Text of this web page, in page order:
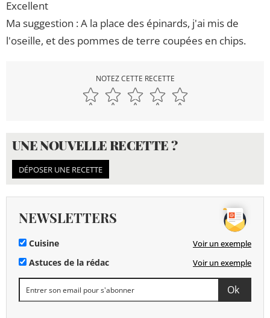
Excellent
Ma suggestion : A la place des épinards, j'ai mis de
l'oseille, et des pommes de terre coupées en chips.
NOTEZ CETTE RECETTE
UNE NOUVELLE RECETTE ?
DÉPOSER UNE RECETTE
NEWSLETTERS
Cuisine Voir un exemple
Astuces de la rédac Voir un exemple